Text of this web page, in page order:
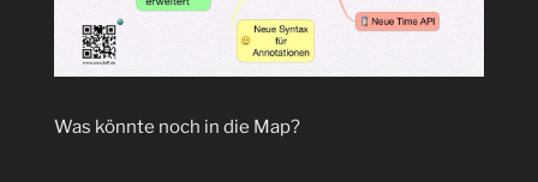
Was könnte noch in die Map?